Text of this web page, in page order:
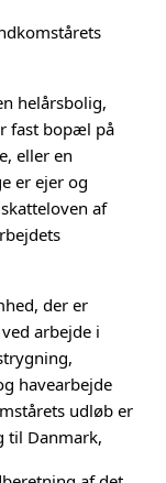
helårsbolig,
fast bopæl på
eller en
er ejer og
af
der er
arbejde i
havearbejde
udløb er
til Danmark,